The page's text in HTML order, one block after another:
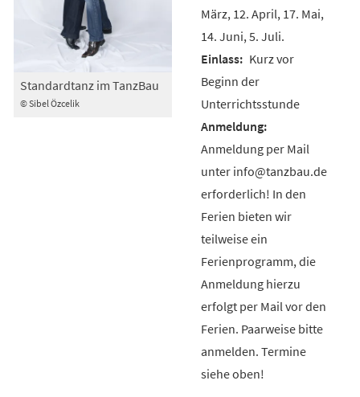
© Sibel Özcelik
Standardtanz im TanzBau
März, 12. April, 17. Mai,
14. Juni, 5. Juli.
Kurz vor
Beginn der
Unterrichtsstunde
Anmeldung per Mail
unter info@tanzbau.de
erforderlich! In den
Ferien bieten wir
teilweise ein
Ferienprogramm, die
Anmeldung hierzu
erfolgt per Mail vor den
Ferien. Paarweise bitte
anmelden. Termine
siehe oben!